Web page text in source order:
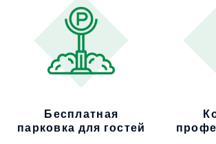
Бесплатная
парковка для гостей